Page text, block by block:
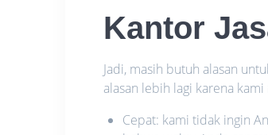
Kantor
Jadi, masih butuh alasan
alasan lebih lagi karena
Cepat: kami tidak ingin